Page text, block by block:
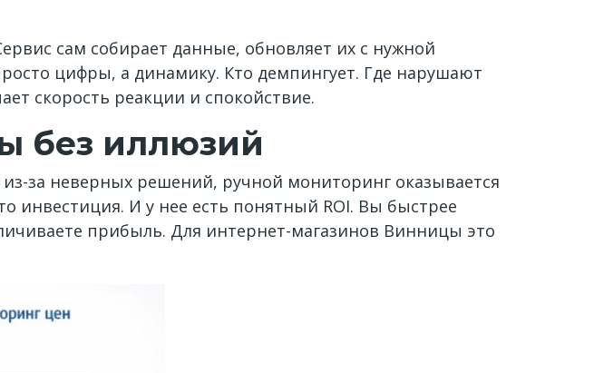
сам собирает данные, обновляет их с нужной
цифры, а динамику. Кто демпингует. Где нарушают
скорость реакции и спокойствие.
без иллюзий
за неверных решений, ручной мониторинг оказывается
инвестиция. И у нее есть понятный ROI. Вы быстрее
прибыль. Для интернет-магазинов Винницы это